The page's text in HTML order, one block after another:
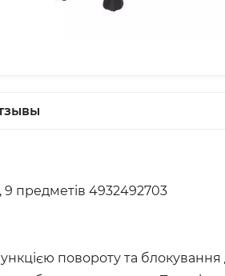
9 предметів 4932492703
повороту та блокування